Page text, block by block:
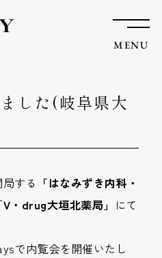
MENU
した(岐阜県大
する 「はなみずき内科・
V・drug大垣北薬局」 にて
で内覧会を開催いたし